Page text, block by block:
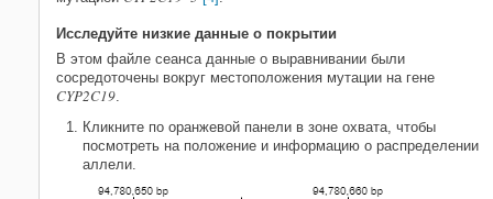
Исследуйте низкие данные о покрытии
В этом файле сеанса данные о выравнивании были
сосредоточены вокруг местоположения мутации на гене
CYP2C19.
Кликните по оранжевой панели в зоне охвата, чтобы
посмотреть на положение и информацию о распределении
аллели.